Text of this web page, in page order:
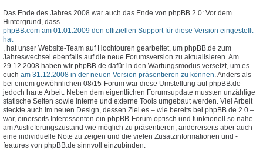
Das Ende des Jahres 2008 war auch das Ende von phpBB 2.0: Vor dem
Hintergrund, dass
phpBB.com am 01.01.2009 den offiziellen Support für diese Version eingestellt
hat
, hat unser Website-Team auf Hochtouren gearbeitet, um phpBB.de zum
Jahreswechsel ebenfalls auf die neue Forumsversion zu aktualisieren. Am
29.12.2008 haben wir phpBB.de dafür in den Wartungsmodus versetzt, um es
euch am 31.12.2008 in der neuen Version präsentieren zu können. Anders als
bei einem gewöhnlichen 08/15-Forum war diese Umstellung auf phpBB.de
jedoch harte Arbeit: Neben dem eigentlichen Forumsupdate mussten unzählige
statische Seiten sowie interne und externe Tools umgebaut werden. Viel Arbeit
steckte auch im neuen Design, dessen Ziel es – wie bereits bei phpBB.de 2.0 –
war, einerseits Interessenten ein phpBB-Forum optisch und funktionell so nahe
am Auslieferungszustand wie möglich zu präsentieren, andererseits aber auch
eine individuelle Note zu zeigen und die vielen Zusatzinformationen und -
features von phpBB.de sinnvoll einzubinden.